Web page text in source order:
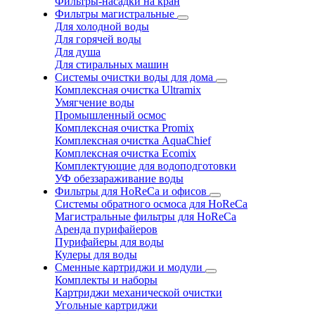
Фильтры магистральные
Для холодной воды
Для горячей воды
Для душа
Для стиральных машин
Системы очистки воды для дома
Комплексная очистка Ultramix
Умягчение воды
Промышленный осмос
Комплексная очистка Promix
Комплексная очистка AquaChief
Комплексная очистка Ecomix
Комплектующие для водоподготовки
УФ обеззараживание воды
Фильтры для HoReCa и офисов
Системы обратного осмоса для HoReCa
Магистральные фильтры для HoReCa
Аренда пурифайеров
Пурифайеры для воды
Кулеры для воды
Сменные картриджи и модули
Комплекты и наборы
Картриджи механической очистки
Угольные картриджи